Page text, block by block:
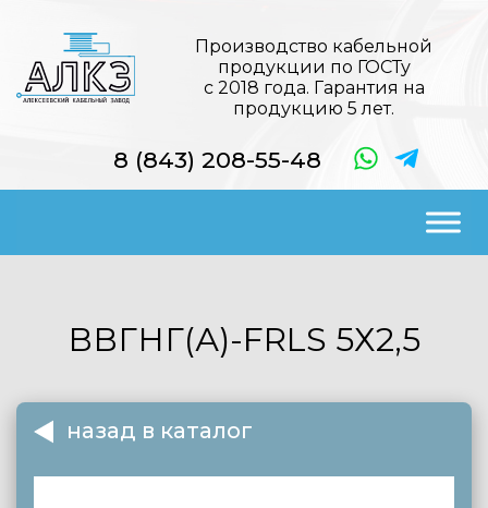
Производство кабельной
продукции по ГОСТу
с 2018 года. Гарантия на
продукцию 5 лет.
8 (843) 208-55-48
ВВГНГ(А)-FRLS 5Х2,5
назад в каталог